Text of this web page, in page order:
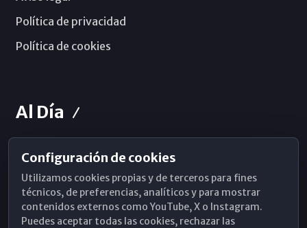
Política de privacidad
Política de cookies
Al Día
Horarios de Misa
Hemeroteca
WhatsApp
Configuración de cookies
Utilizamos cookies propias y de terceros para fines
técnicos, de preferencias, analíticos y para mostrar
contenidos externos como YouTube, X o Instagram.
Puedes aceptar todas las cookies, rechazar las